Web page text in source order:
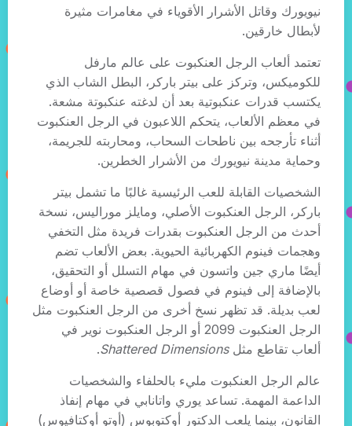
نيويورك وقاتل الأشرار الأقوياء في مغامرات مثيرة
لأبطال خارقين.
تعتمد ألعاب الرجل العنكبوت على عالم مارفل
للكوميكس، وتركز على بيتر باركر، البطل الشاب الذي
يكتسب قدرات عنكبوتية بعد أن لدغته عنكبوتة مشعة.
في معظم الألعاب، يتحكم اللاعبون في الرجل العنكبوت
أثناء تأرجحه بين ناطحات السحاب، ومحاربته للجريمة،
وحماية مدينة نيويورك من الأشرار الخطرين.
الشخصيات القابلة للعب الرئيسية غالبًا ما تشمل بيتر
باركر، الرجل العنكبوت الأصلي، ومايلز موراليس، نسخة
أحدث من الرجل العنكبوت بقدرات فريدة مثل التخفي
وهجمات فينوم الكهربائية الحيوية. بعض الألعاب تضم
أيضًا ماري جين واتسون في مهام التسلل أو التحقيق،
بالإضافة إلى فينوم في فصول قصصية خاصة أو أوضاع
لعب بديلة. قد تظهر نسخ أخرى من الرجل العنكبوت مثل
الرجل العنكبوت 2099 أو الرجل العنكبوت نوير في
ألعاب تقاطع مثلShattered Dimensions
.
عالم الرجل العنكبوت مليء بالحلفاء والشخصيات
الداعمة المهمة. تساعد يوري واتانابي في مهام إنفاذ
القانون، بينما يلعب الدكتور أوكتوبوس (أوتو أوكتافيوس)